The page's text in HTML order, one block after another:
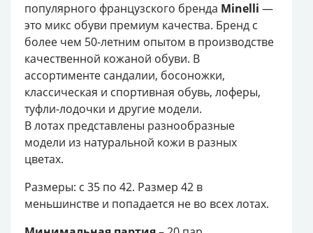
популярного французского бренда Minelli —
это микс обуви премиум качества. Бренд с
более чем 50-летним опытом в производстве
качественной кожаной обуви. В
ассортименте сандалии, босоножки,
классическая и спортивная обувь, лоферы,
туфли-лодочки и другие модели.
В лотах представлены разнообразные
модели из натуральной кожи в разных
цветах.
Размеры: с 35 по 42. Размер 42 в
меньшинстве и попадается не во всех лотах.